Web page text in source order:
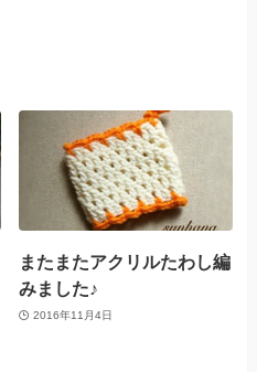
またまたアクリルたわし編
みました♪
2016年11月4日